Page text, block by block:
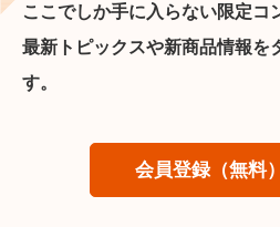
ここでしか手に入らない限定コ
最新トピックスや新商品情報を
す。
会員登録（無料